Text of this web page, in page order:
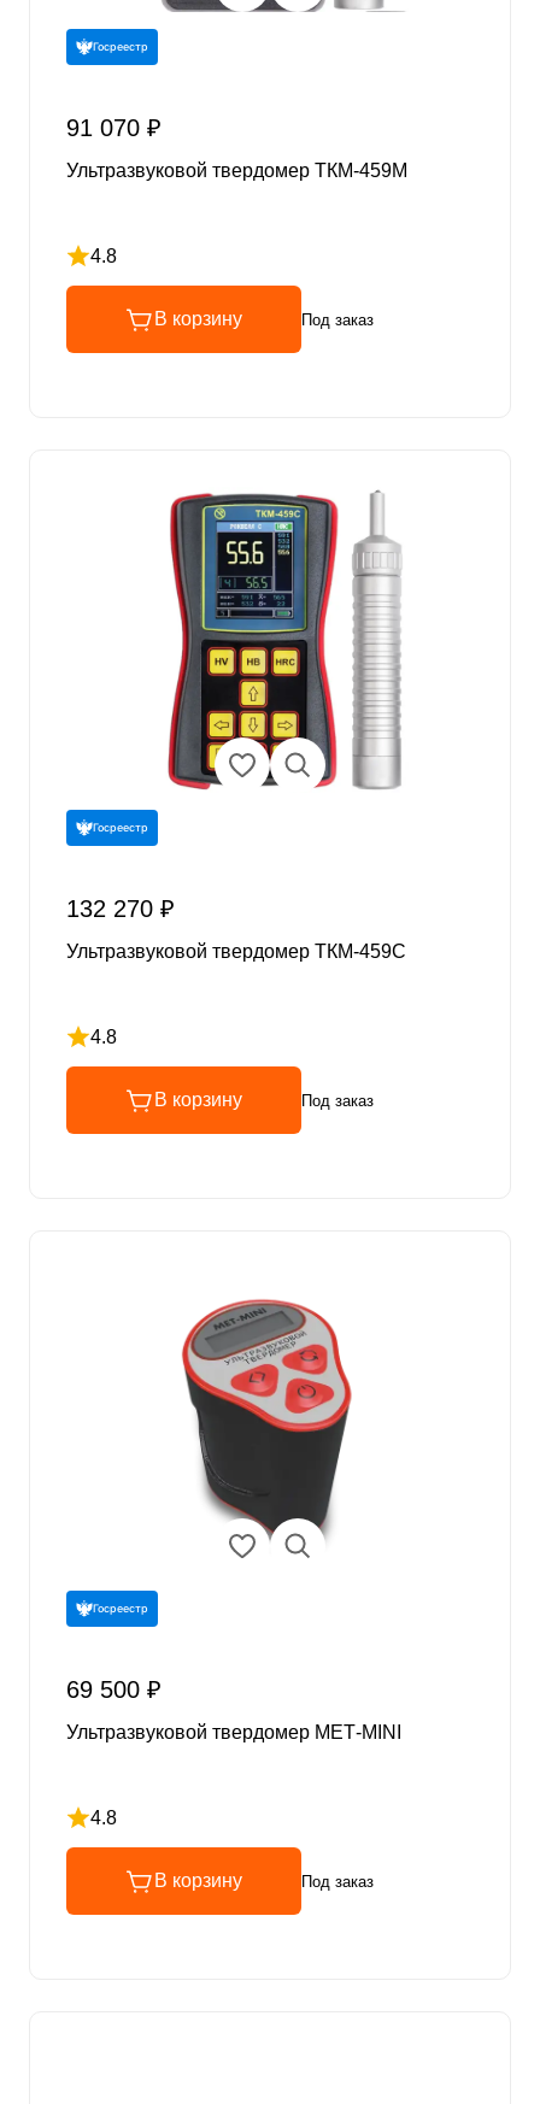
Госреестр
91 070 ₽
Ультразвуковой твердомер ТКМ-459М
4.8
Рейтинг 4.8 из 5
В корзину Под заказ
Госреестр
132 270 ₽
Ультразвуковой твердомер ТКМ-459C
4.8
Рейтинг 4.8 из 5
В корзину Под заказ
Госреестр
69 500 ₽
Ультразвуковой твердомер МЕТ-MINI
4.8
Рейтинг 4.8 из 5
В корзину Под заказ